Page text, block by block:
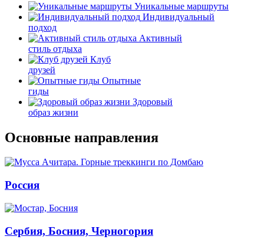
Уникальные маршруты
Индивидуальный
подход
Активный
стиль отдыха
Клуб
друзей
Опытные
гиды
Здоровый
образ жизни
Основные направления
Россия
Сербия, Босния, Черногория